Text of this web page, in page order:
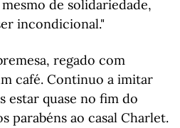
de solidariedade,
incondicional."
regado com
café. Continuo a imitar
estar quase no fim do
parabéns ao casal Charlet.